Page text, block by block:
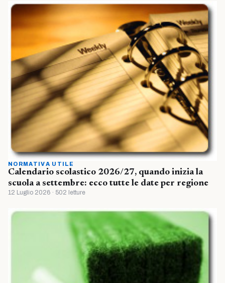
NORMATIVA UTILE
Calendario scolastico 2026/27, quando inizia la
scuola a settembre: ecco tutte le date per regione
12 Luglio 2026 · 502 letture